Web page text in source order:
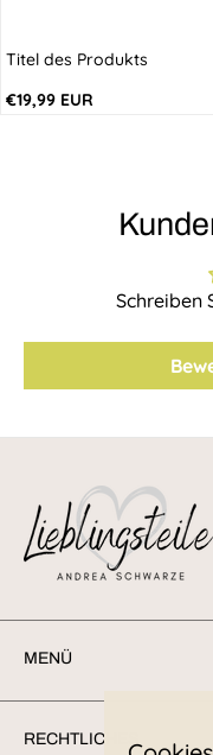
Titel des Produkts
Regulärer
€19,99 EUR
Schreiben
MENÜ
RECHTLICHES